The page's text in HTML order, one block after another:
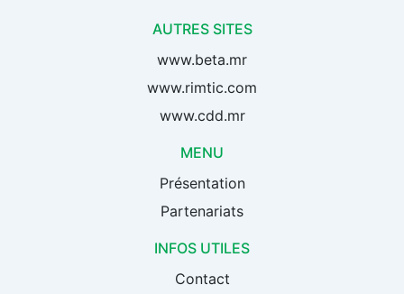
AUTRES SITES
www.beta.mr
www.rimtic.com
www.cdd.mr
MENU
Présentation
Partenariats
INFOS UTILES
Contact